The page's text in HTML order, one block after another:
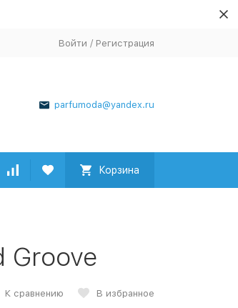
Войти / Регистрация
parfumoda@yandex.ru
Корзина
Groove
К сравнению В избранное